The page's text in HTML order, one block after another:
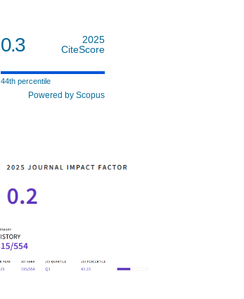
0.3
2025
CiteScore
44th percentile
Powered by Scopus